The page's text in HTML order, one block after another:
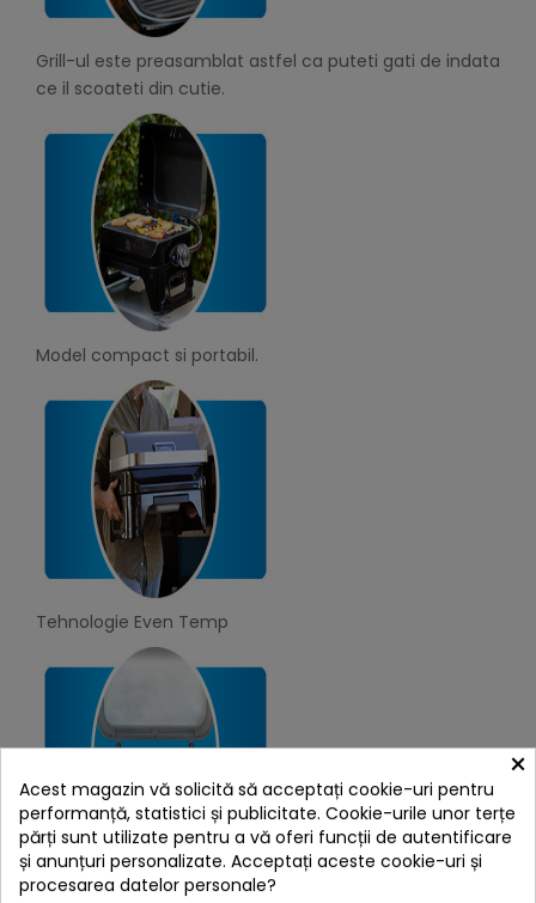
Grill-ul este preasamblat astfel ca puteti gati de indata
ce il scoateti din cutie.
Model compact si portabil.
Tehnologie Even Temp
Curatare rapida si usoara datorita sertarului de
×
Acest magazin vă solicită să acceptați cookie-uri pentru
performanță, statistici și publicitate. Cookie-urile unor terțe
părți sunt utilizate pentru a vă oferi funcții de autentificare
și anunțuri personalizate. Acceptați aceste cookie-uri și
procesarea datelor personale?